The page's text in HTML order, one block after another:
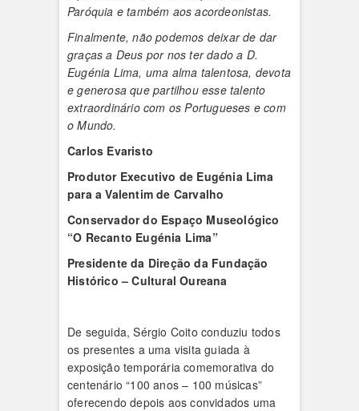
Paróquia e também aos acordeonistas.
Finalmente, não podemos deixar de dar
graças a Deus por nos ter dado a D.
Eugénia Lima, uma alma talentosa, devota
e generosa que partilhou esse talento
extraordinário com os Portugueses e com
o Mundo.
Carlos Evaristo
Produtor Executivo de Eugénia Lima
para a Valentim de Carvalho
Conservador do Espaço Museológico
“O Recanto Eugénia Lima”
Presidente da Direção da Fundação
Histórico – Cultural Oureana
De seguida, Sérgio Coito conduziu todos
os presentes a uma visita guiada à
exposição temporária comemorativa do
centenário “100 anos – 100 músicas”
oferecendo depois aos convidados uma